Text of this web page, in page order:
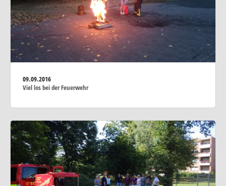
09.09.2016
Viel los bei der Feuerwehr